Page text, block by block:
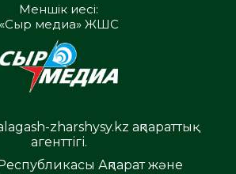
Меншік иесі:
«Сыр медиа» ЖШС
zharshysy.kz ақпараттық
агенттігі.
Республикасы Ақпарат және